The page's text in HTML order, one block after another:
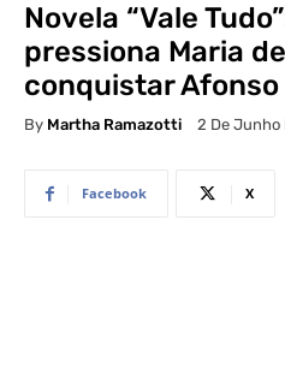
Novela “Vale
pressiona Maria
conquistar Afonso
By Martha Ramazotti 2 De Junho
Facebook X